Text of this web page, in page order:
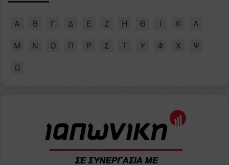
Α Β Γ Δ Ε Ζ Η Θ Ι Κ Λ
Μ Ν Ο Π Ρ Σ Τ Υ Φ Χ Ψ
Ω